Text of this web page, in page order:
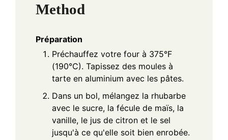
Method
Préparation
Préchauffez votre four à 375°F
(190°C). Tapissez des moules à
tarte en aluminium avec les pâtes.
Dans un bol, mélangez la rhubarbe
avec le sucre, la fécule de maïs, la
vanille, le jus de citron et le sel
jusqu'à ce qu'elle soit bien enrobée.